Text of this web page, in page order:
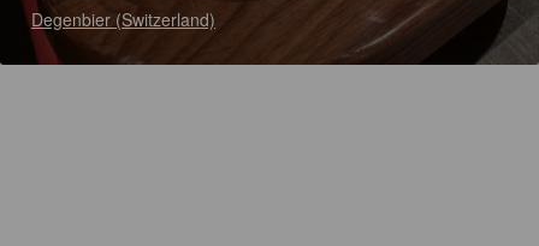
Degenbier (Switzerland)